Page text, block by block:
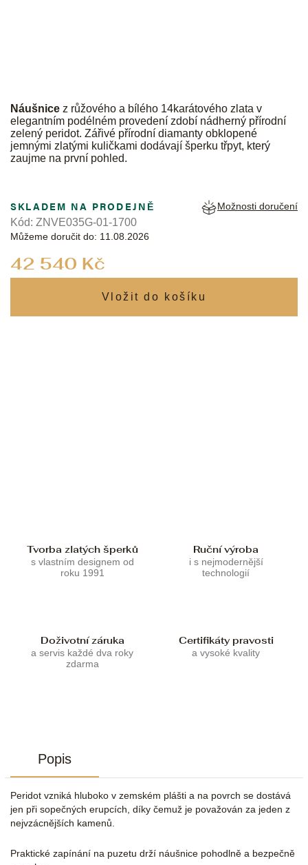
Náušnice z růžového a bílého 14karátového zlata v
elegantním podélném provedení zdobí nádherný přírodní
zelený peridot. Zářivé přírodní diamanty obklopené
jemnými zlatými kuličkami dodávají šperku třpyt, který
zaujme na první pohled.
42 540 Kč
SKLADEM NA PRODEJNĚ
Můžeme doručit do: 11.08.2026
Možnosti doručení
Kód: ZNVE035G-01-1700
Tvorba zlatých šperků
s vlastním designem od
roku 1991
Ruční výroba
i s nejmodernější
technologií
Doživotní záruka
a servis každé dva roky
zdarma
Certifikáty pravosti
a vysoké kvality
Popis
Peridot vzniká hluboko v zemském plášti a na povrch se dostává
jen při sopečných erupcích, díky čemuž je považován za jeden z
nejvzácnějších kamenů.
Praktické zapínání na puzetu drží náušnice pohodlně a bezpečně